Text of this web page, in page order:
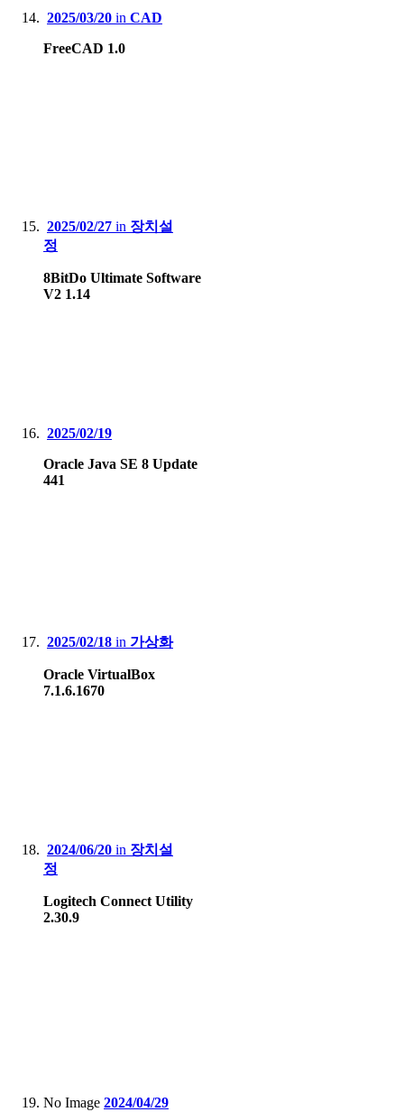
2025/03/20 in CAD
FreeCAD 1.0
2025/02/27 in 장치설
정
8BitDo Ultimate Software
V2 1.14
2025/02/19
Oracle Java SE 8 Update
441
2025/02/18 in 가상화
Oracle VirtualBox
7.1.6.1670
2024/06/20 in 장치설
정
Logitech Connect Utility
2.30.9
No Image 2024/04/29